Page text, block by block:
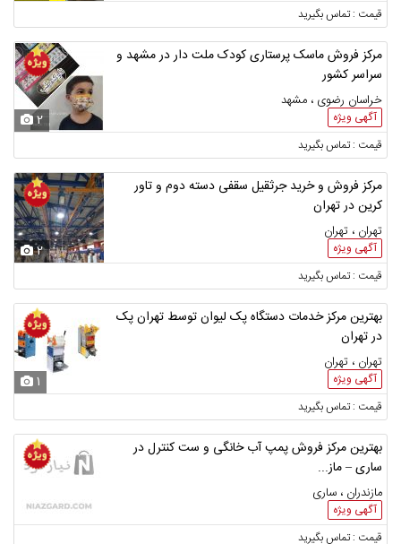
قیمت : تماس بگیرید
مرکز فروش ماسک پرستاری کودک ملت دار در مشهد و
سراسر کشور
خراسان رضوی ، مشهد
آگهی ویژه 2
قیمت : تماس بگیرید
مرکز فروش و خرید جرثقیل سقفی دسته دوم و تاور
کرین در تهران
تهران ، تهران
آگهی ویژه 2
قیمت : تماس بگیرید
بهترین مرکز خدمات دستگاه پک لیوان توسط تهران پک
در تهران
تهران ، تهران
آگهی ویژه 1
قیمت : تماس بگیرید
بهترین مرکز فروش پمپ آب خانگی و ست کنترل در
ساری – ماز...
مازندران ، ساری
آگهی ویژه
قیمت : تماس بگیرید